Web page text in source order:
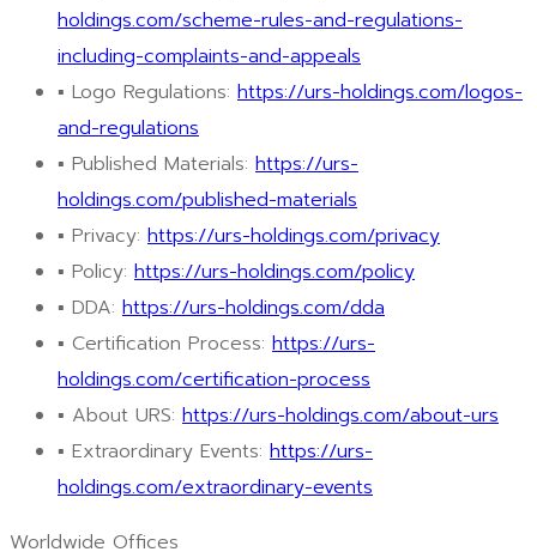
holdings.com/scheme-rules-and-regulations-
including-complaints-and-appeals
▪ Logo Regulations: https://urs-holdings.com/logos-
and-regulations
▪ Published Materials: https://urs-
holdings.com/published-materials
▪ Privacy: https://urs-holdings.com/privacy
▪ Policy: https://urs-holdings.com/policy
▪ DDA: https://urs-holdings.com/dda
▪ Certification Process: https://urs-
holdings.com/certification-process
▪ About URS: https://urs-holdings.com/about-urs
▪ Extraordinary Events: https://urs-
holdings.com/extraordinary-events
Worldwide Offices